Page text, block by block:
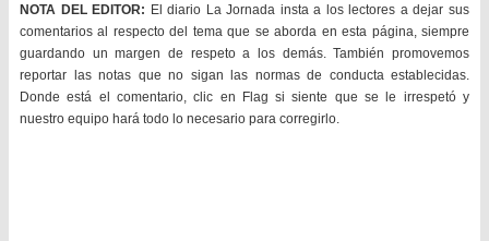
NOTA DEL EDITOR: El diario La Jornada insta a los lectores a dejar sus
comentarios al respecto del tema que se aborda en esta página, siempre
guardando un margen de respeto a los demás. También promovemos
reportar las notas que no sigan las normas de conducta establecidas.
Donde está el comentario, clic en Flag si siente que se le irrespetó y
nuestro equipo hará todo lo necesario para corregirlo.